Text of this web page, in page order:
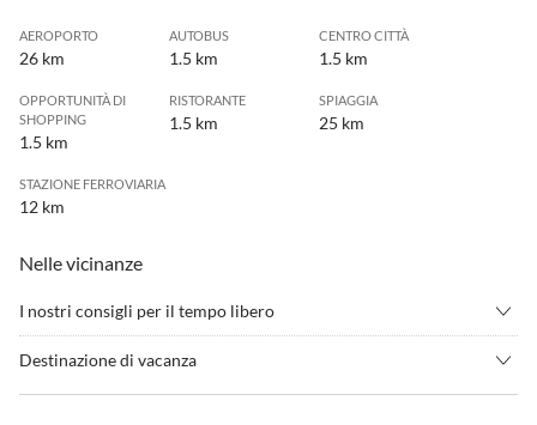
AEROPORTO
26 km
AUTOBUS
1.5 km
CENTRO CITTÀ
1.5 km
OPPORTUNITÀ DI
SHOPPING
1.5 km
RISTORANTE
1.5 km
SPIAGGIA
25 km
STAZIONE FERROVIARIA
12 km
Nelle vicinanze
I nostri consigli per il tempo libero
Destinazione di vacanza